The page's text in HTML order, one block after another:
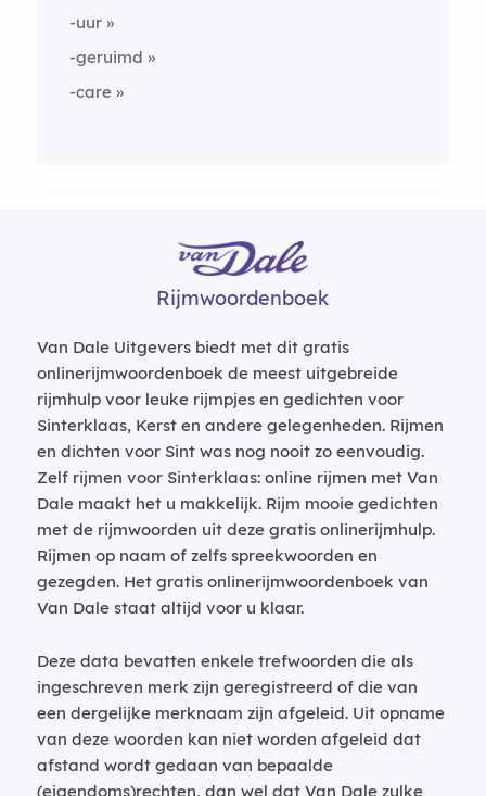
-uur
-geruimd
-care
Rijmwoordenboek
Van Dale Uitgevers biedt met dit gratis
onlinerijmwoordenboek de meest uitgebreide
rijmhulp voor leuke rijmpjes en gedichten voor
Sinterklaas, Kerst en andere gelegenheden. Rijmen
en dichten voor Sint was nog nooit zo eenvoudig.
Zelf rijmen voor Sinterklaas: online rijmen met Van
Dale maakt het u makkelijk. Rijm mooie gedichten
met de rijmwoorden uit deze gratis onlinerijmhulp.
Rijmen op naam of zelfs spreekwoorden en
gezegden. Het gratis onlinerijmwoordenboek van
Van Dale staat altijd voor u klaar.
Deze data bevatten enkele trefwoorden die als
ingeschreven merk zijn geregistreerd of die van
een dergelijke merknaam zijn afgeleid. Uit opname
van deze woorden kan niet worden afgeleid dat
afstand wordt gedaan van bepaalde
(eigendoms)rechten, dan wel dat Van Dale zulke